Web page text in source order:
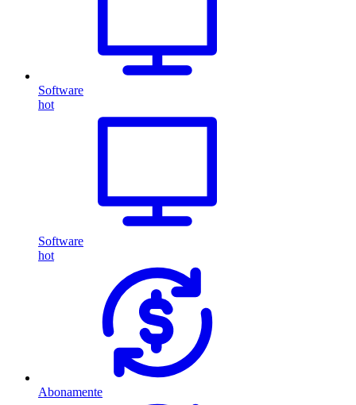
Software
hot
Software
hot
Abonamente